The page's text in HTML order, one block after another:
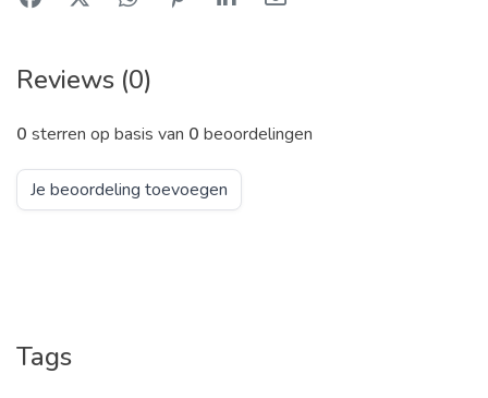
Reviews (0)
0 sterren op basis van 0 beoordelingen
Je beoordeling toevoegen
Tags